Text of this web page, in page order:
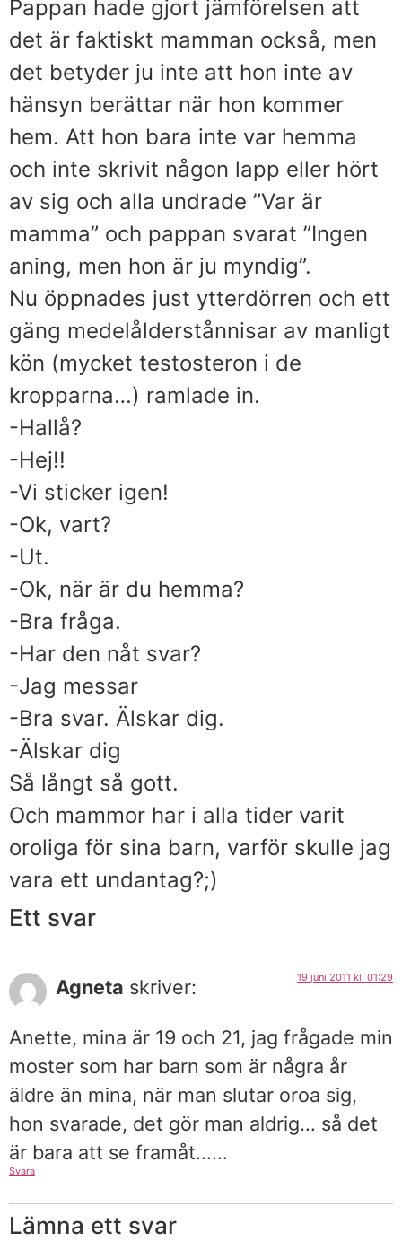
Pappan hade gjort jämförelsen att
det är faktiskt mamman också, men
det betyder ju inte att hon inte av
hänsyn berättar när hon kommer
hem. Att hon bara inte var hemma
och inte skrivit någon lapp eller hört
av sig och alla undrade ”Var är
mamma” och pappan svarat ”Ingen
aning, men hon är ju myndig”.
Nu öppnades just ytterdörren och ett
gäng medelålderstånnisar av manligt
kön (mycket testosteron i de
kropparna…) ramlade in.
-Hallå?
-Hej!!
-Vi sticker igen!
-Ok, vart?
-Ut.
-Ok, när är du hemma?
-Bra fråga.
-Har den nåt svar?
-Jag messar
-Bra svar. Älskar dig.
-Älskar dig
Så långt så gott.
Och mammor har i alla tider varit
oroliga för sina barn, varför skulle jag
vara ett undantag?;)
Ett svar
Agneta skriver: 19 juni 2011 kl. 01:29
Anette, mina är 19 och 21, jag frågade min
moster som har barn som är några år
äldre än mina, när man slutar oroa sig,
hon svarade, det gör man aldrig… så det
är bara att se framåt……
Svara
Lämna ett svar